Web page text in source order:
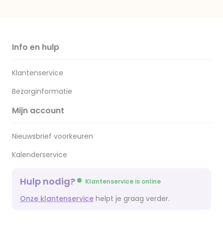
Info en hulp
Klantenservice
Bezorginformatie
Mijn account
Nieuwsbrief voorkeuren
Kalenderservice
Hulp nodig? Klantenservice is online
Onze klantenservice helpt je graag verder.